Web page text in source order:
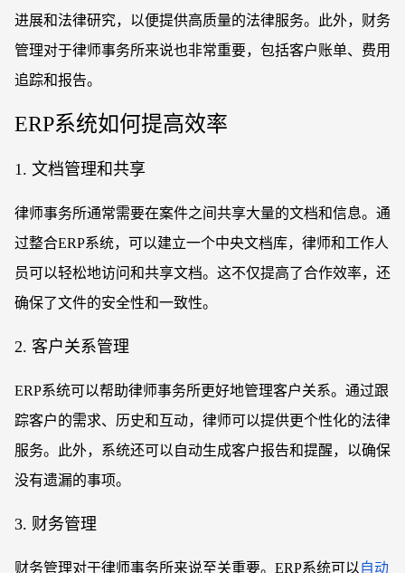
进展和法律研究，以便提供高质量的法律服务。此外，财务
管理对于律师事务所来说也非常重要，包括客户账单、费用
追踪和报告。
ERP系统如何提高效率
1. 文档管理和共享
律师事务所通常需要在案件之间共享大量的文档和信息。通
过整合ERP系统，可以建立一个中央文档库，律师和工作人
员可以轻松地访问和共享文档。这不仅提高了合作效率，还
确保了文件的安全性和一致性。
2. 客户关系管理
ERP系统可以帮助律师事务所更好地管理客户关系。通过跟
踪客户的需求、历史和互动，律师可以提供更个性化的法律
服务。此外，系统还可以自动生成客户报告和提醒，以确保
没有遗漏的事项。
3. 财务管理
财务管理对于律师事务所来说至关重要。 ERP系统可以自动